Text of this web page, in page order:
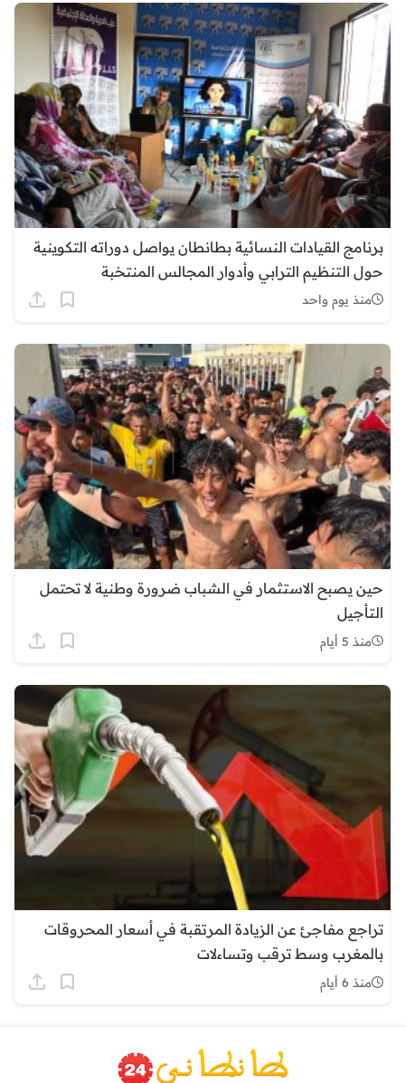
برنامج القيادات النسائية بطانطان يواصل دوراته التكوينية
حول التنظيم الترابي وأدوار المجالس المنتخبة
منذ يوم واحد
حين يصبح الاستثمار في الشباب ضرورة وطنية لا تحتمل
التأجيل
منذ 5 أيام
تراجع مفاجئ عن الزيادة المرتقبة في أسعار المحروقات
بالمغرب وسط ترقب وتساءلات
منذ 6 أيام